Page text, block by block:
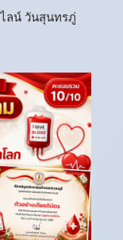
ลน์ วันสุนทรภู่